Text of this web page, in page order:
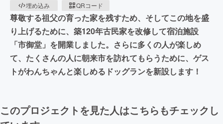
埋め込み
QRコード
尊敬する祖父の育った家を残すため、そしてこの地を盛
り上げるために、築120年古民家を改修して宿泊施設
「市御堂」を開業しました。さらに多くの人が楽しめ
て、たくさんの人に朝来市を訪れてもらうために、ゲス
トがわんちゃんと楽しめるドッグランを新設します！
このプロジェクトを見た人はこちらもチェックし